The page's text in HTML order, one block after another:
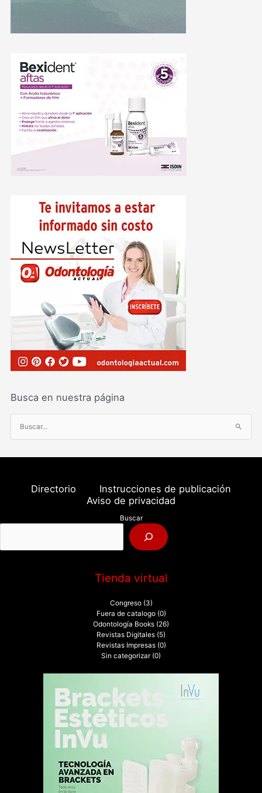
Busca en nuestra página
u
s
o
:
Directorio
Instrucciones de publicación
Aviso de privacidad
Buscar
Tienda virtual
Congreso (3)
Fuera de catalogo (0)
Odontología Books (26)
Revistas Digitales (5)
Revistas Impresas (0)
Sin categorizar (0)